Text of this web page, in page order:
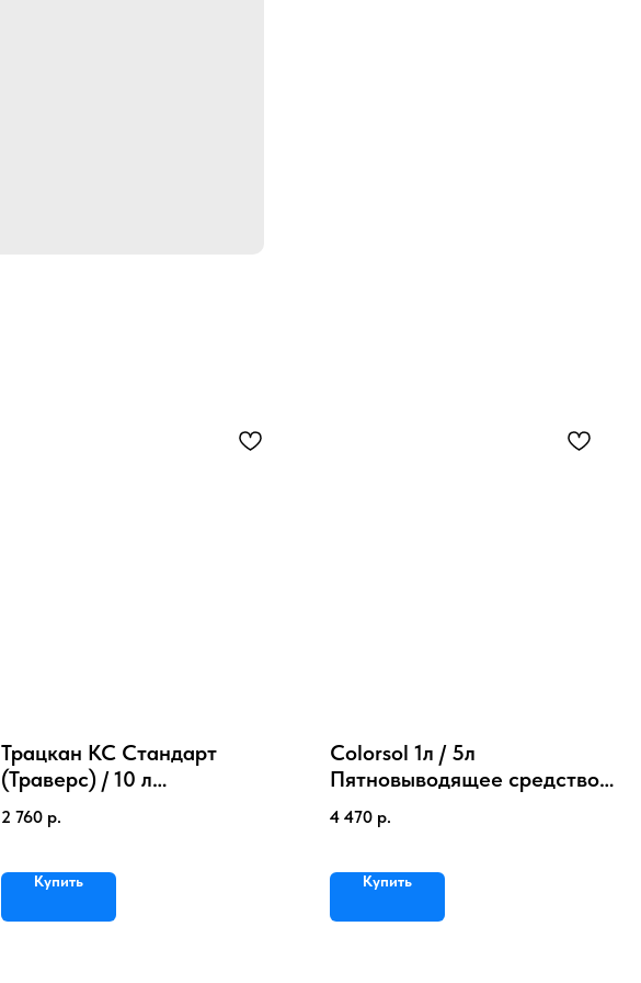
Трацкан КС Стандарт
(Траверс) / 10 л
Силиконовый кондиционер
2 760 р.
Купить
Colorsol 1л / 5л
Пятновыводящее средство
для удаления цветных пятен
4 470 р.
Купить